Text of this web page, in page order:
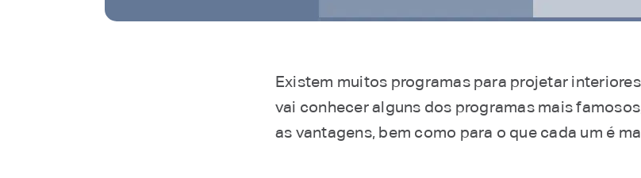
Existem muitos programas para projetar
vai conhecer alguns dos programas mais
as vantagens, bem como para o que cada um é